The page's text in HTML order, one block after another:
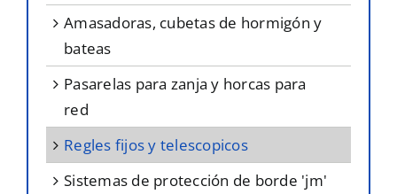
amasadoras, cubetas de hormigón y
bateas
pasarelas para zanja y horcas para
red
regles fijos y telescopicos
sistemas de protección de borde 'jm'